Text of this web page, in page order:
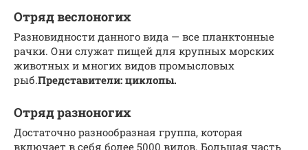
Отряд веслоногих
Разновидности данного вида — все планктонные
рачки. Они служат пищей для крупных морских
животных и многих видов промысловых
рыб.Представители: циклопы.
Отряд разноногих
Достаточно разнообразная группа, которая
включает в себя более 5000 видов. Большая часть